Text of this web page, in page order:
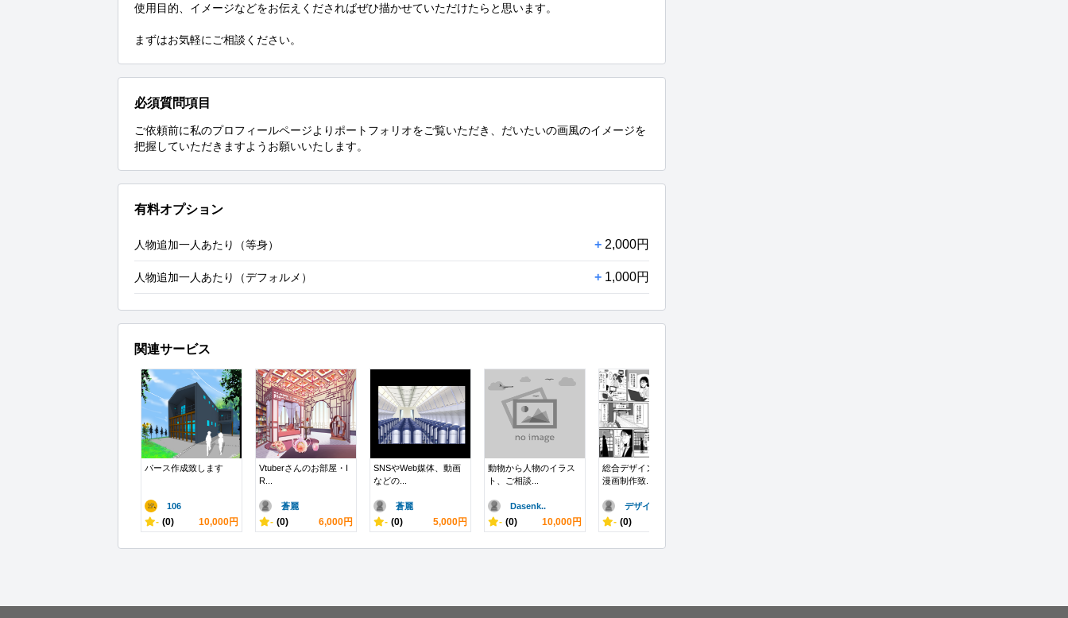
使用目的、イメージなどをお伝えくださればぜひ描かせていただけたらと思います。
まずはお気軽にご相談ください。
必須質問項目
ご依頼前に私のプロフィールページよりポートフォリオをご覧いただき、だいたいの画風のイメージを
把握していただきますようお願いいたします。
有料オプション
人物追加一人あたり（等身） + 2,000円
人物追加一人あたり（デフォルメ） + 1,000円
関連サービス
パース作成致します
106
- (0) 10,000円
Vtuberさんのお部屋・I
R...
蒼麗
- (0) 6,000円
SNSやWeb媒体、動画
などの...
蒼麗
- (0) 5,000円
動物から人物のイラス
ト、ご相談...
Dasenk..
- (0) 10,000円
総合デザイン事務所が
漫画制作致...
デザイン事務..
- (0)